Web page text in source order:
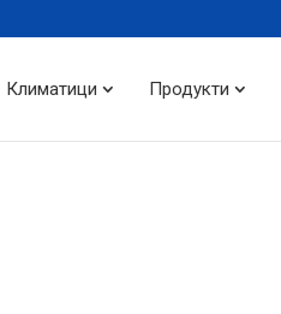
Климатици Продукти